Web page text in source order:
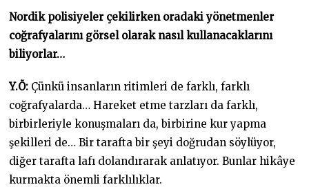
Nordik polisiyeler çekilirken oradaki yönetmenler
coğrafyalarını görsel olarak nasıl kullanacaklarını
biliyorlar…
Y.Ö: Çünkü insanların ritimleri de farklı, farklı
coğrafyalarda… Hareket etme tarzları da farklı,
birbirleriyle konuşmaları da, birbirine kur yapma
şekilleri de… Bir tarafta bir şeyi doğrudan söylüyor,
diğer tarafta lafı dolandırarak anlatıyor. Bunlar hikâye
kurmakta önemli farklılıklar.